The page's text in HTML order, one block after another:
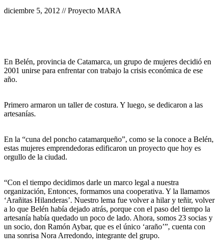
diciembre 5, 2012 // Proyecto MARA
En Belén, provincia de Catamarca, un grupo de mujeres decidió en
2001 unirse para enfrentar con trabajo la crisis económica de ese
año.
Primero armaron un taller de costura. Y luego, se dedicaron a las
artesanías.
En la “cuna del poncho catamarqueño”, como se la conoce a Belén,
estas mujeres emprendedoras edificaron un proyecto que hoy es
orgullo de la ciudad.
“Con el tiempo decidimos darle un marco legal a nuestra
organización, Entonces, formamos una cooperativa. Y la llamamos
‘Arañitas Hilanderas’. Nuestro lema fue volver a hilar y teñir, volver
a lo que Belén había dejado atrás, porque con el paso del tiempo la
artesanía había quedado un poco de lado. Ahora, somos 23 socias y
un socio, don Ramón Aybar, que es el único ‘araño’”, cuenta con
una sonrisa Nora Arredondo, integrante del grupo.